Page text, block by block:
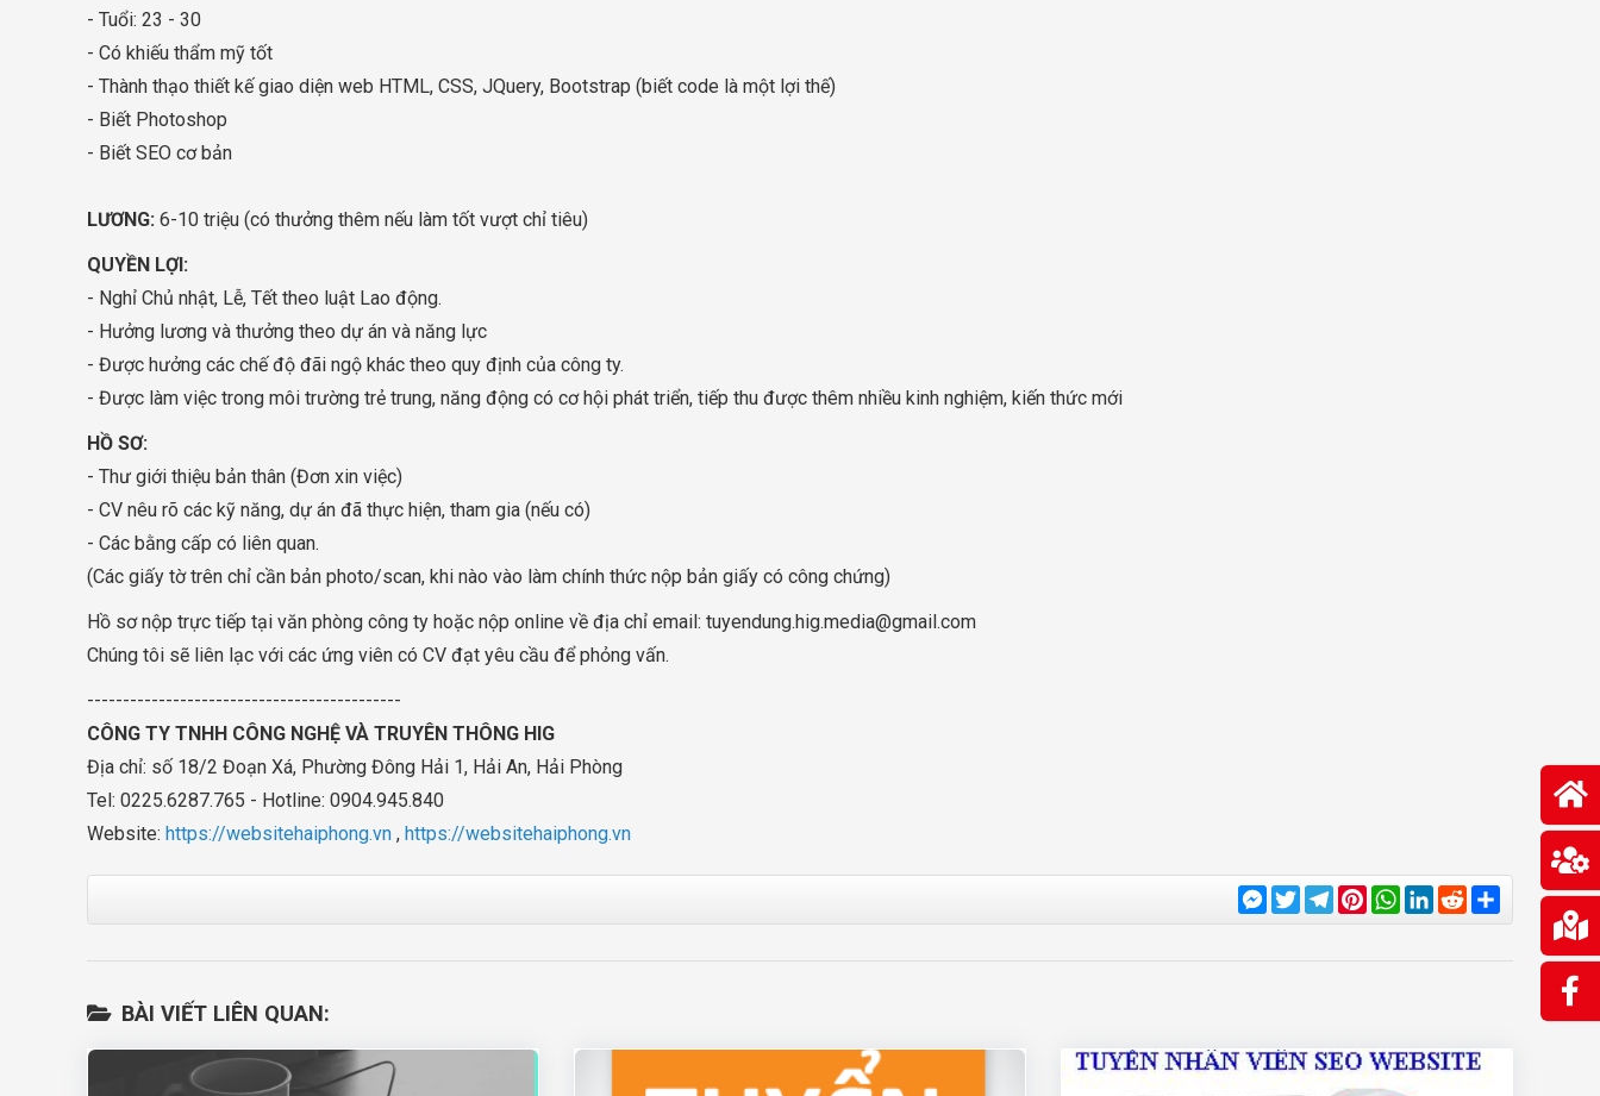
- Tuổi: 23 - 30
- Có khiếu thẩm mỹ tốt
- Thành thạo thiết kế giao diện web HTML, CSS, JQuery, Bootstrap (biết code là một lợi thế)
- Biết Photoshop
- Biết SEO cơ bản
LƯƠNG: 6-10 triệu (có thưởng thêm nếu làm tốt vượt chỉ tiêu)
QUYỀN LỢI:
- Nghỉ Chủ nhật, Lễ, Tết theo luật Lao động.
- Hưởng lương và thưởng theo dự án và năng lực
- Được hưởng các chế độ đãi ngộ khác theo quy định của công ty.
- Được làm việc trong môi trường trẻ trung, năng động có cơ hội phát triển, tiếp thu được thêm nhiều kinh nghiệm, kiến thức mới
HỒ SƠ:
- Thư giới thiệu bản thân (Đơn xin việc)
- CV nêu rõ các kỹ năng, dự án đã thực hiện, tham gia (nếu có)
- Các bằng cấp có liên quan.
(Các giấy tờ trên chỉ cần bản photo/scan, khi nào vào làm chính thức nộp bản giấy có công chứng)
Hồ sơ nộp trực tiếp tại văn phòng công ty hoặc nộp online về địa chỉ email: tuyendung.hig.media@gmail.com
Chúng tôi sẽ liên lạc với các ứng viên có CV đạt yêu cầu để phỏng vấn.
--------------------------------------------
CÔNG TY TNHH CÔNG NGHỆ VÀ TRUYÊN THÔNG HIG
Địa chỉ: số 18/2 Đoạn Xá, Phường Đông Hải 1, Hải An, Hải Phòng
Tel: 0225.6287.765 - Hotline: 0904.945.840
Website: https://websitehaiphong.vn , https://websitehaiphong.vn
Messenger
TwitterTelegram
Pinterest
WhatsApp
LinkedIn
RedditShare
BÀI VIẾT LIÊN QUAN: